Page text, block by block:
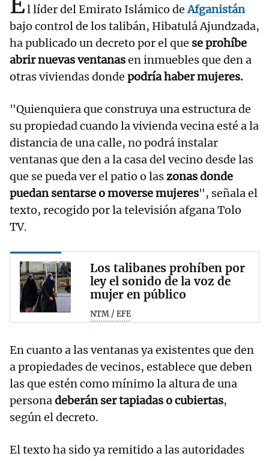
l líder del Emirato Islámico deAfganistán
bajo control de los talibán, Hibatulá Ajundzada,
ha publicado un decreto por el que se prohíbe
abrir nuevas ventanasen inmuebles que den a
otras viviendas donde podría haber mujeres.
"Quienquiera que construya una estructura de
su propiedad cuando la vivienda vecina esté a la
distancia de una calle, no podrá instalar
ventanas que den a la casa del vecino desde las
que se pueda ver el patio o laszonas donde
puedan sentarse o moverse mujeres", señala el
texto, recogido por la televisión afgana Tolo
TV.
Los talibanes prohíben por
ley el sonido de la voz de
mujer en público
NTM / EFE
En cuanto a las ventanas ya existentes que den
a propiedades de vecinos, establece que deben
las que estén como mínimo la altura de una
personadeberán ser tapiadas o cubiertas,
según el decreto.
El texto ha sido ya remitido a las autoridades